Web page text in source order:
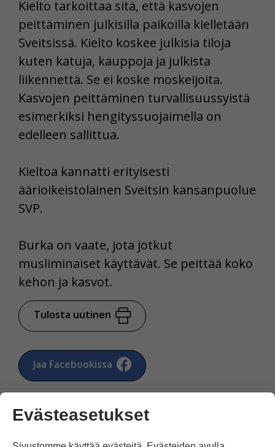
Kielto tarkoittaa sitä, että kasvojen
peittäminen julkisilla paikoilla kielletään
Sveitsissä. Kielto koskee julkisia tiloja
kuten katuja, kauppoja ja julkista
liikennettä. Se ei koske moskeijoita.
Kasvojen peittäminen turvallisuussyistä
esimerkiksi hengityssuojaimella on
edelleen sallittua.
Kieltoa kannatti erityisesti
äärioikeistolainen Sveitsin kansanpuolue
SVP.
Burka on vaate, jota jotkut
musliminaiset käyttävät. Se peittää koko
kehon ja kasvot.
Tulosta uutinen
Jaa Facebookissa
Evästeasetukset